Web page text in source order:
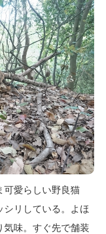
可愛らしい野良猫
シリしている。よほ
気味。すぐ先で舗装